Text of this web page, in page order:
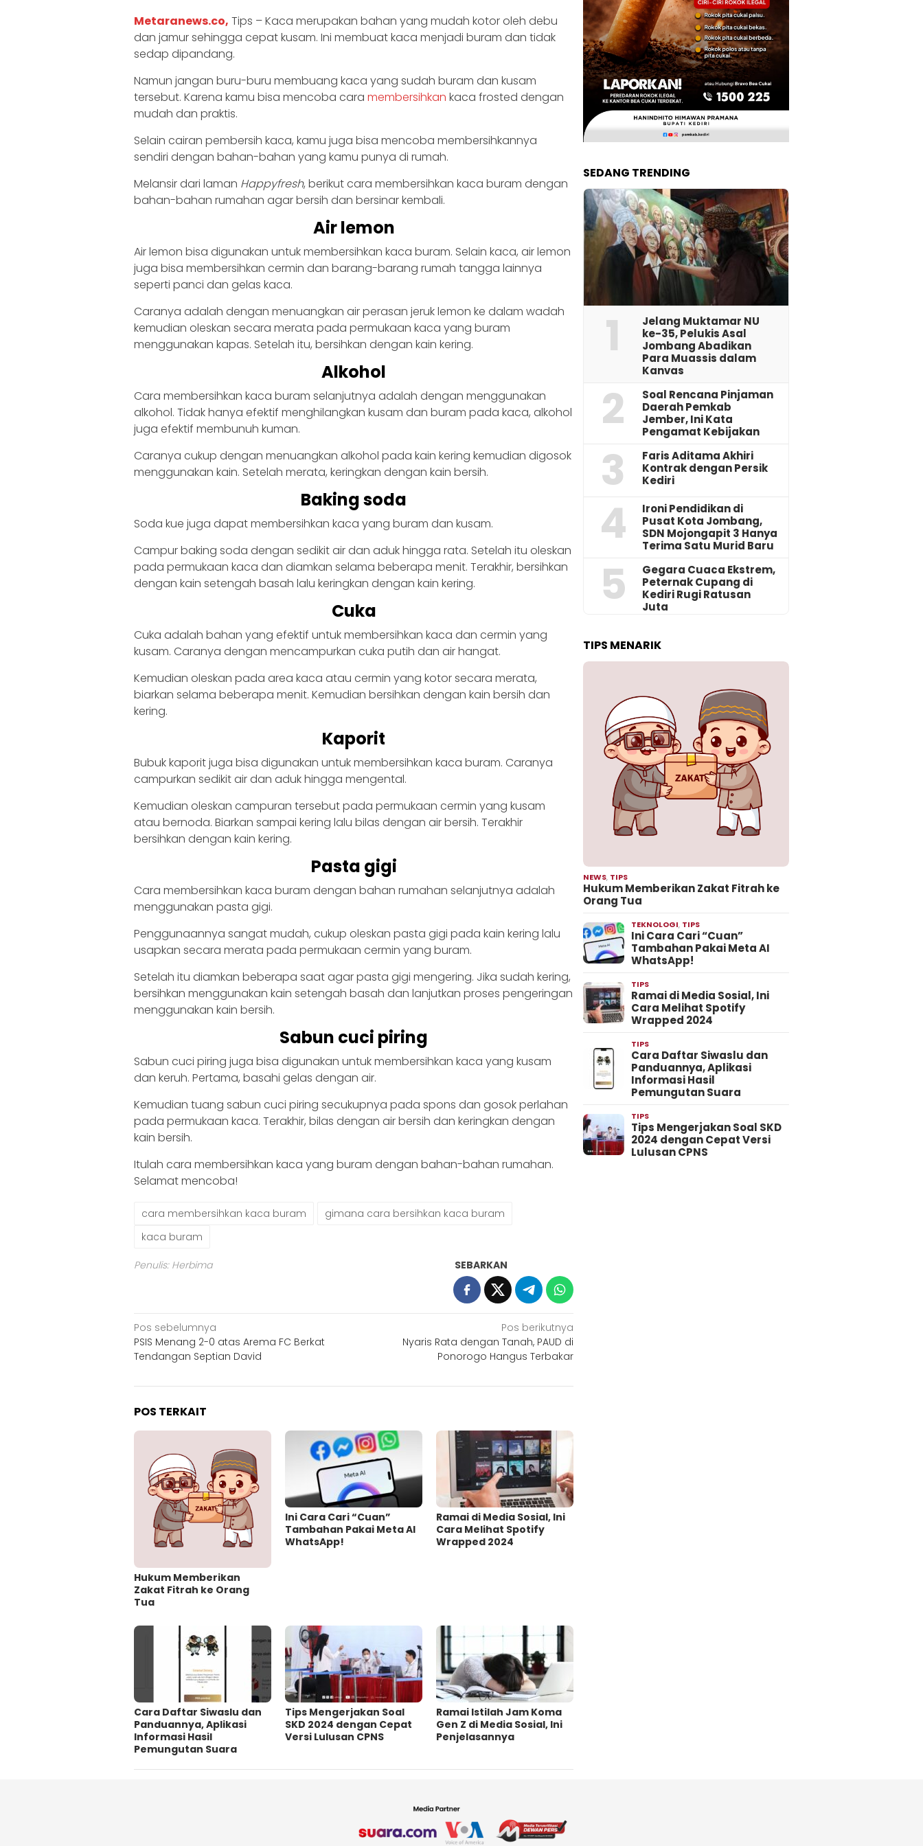
Metaranews.co, Tips – Kaca merupakan bahan yang mudah kotor oleh debu
dan jamur sehingga cepat kusam. Ini membuat kaca menjadi buram dan tidak
sedap dipandang.
Namun jangan buru-buru membuang kaca yang sudah buram dan kusam
tersebut. Karena kamu bisa mencoba cara membersihkan kaca frosted dengan
mudah dan praktis.
Selain cairan pembersih kaca, kamu juga bisa mencoba membersihkannya
sendiri dengan bahan-bahan yang kamu punya di rumah.
Melansir dari laman Happyfresh, berikut cara membersihkan kaca buram dengan
bahan-bahan rumahan agar bersih dan bersinar kembali.
Air lemon
Air lemon bisa digunakan untuk membersihkan kaca buram. Selain kaca, air lemon
juga bisa membersihkan cermin dan barang-barang rumah tangga lainnya
seperti panci dan gelas kaca.
Caranya adalah dengan menuangkan air perasan jeruk lemon ke dalam wadah
kemudian oleskan secara merata pada permukaan kaca yang buram
menggunakan kapas. Setelah itu, bersihkan dengan kain kering.
Alkohol
Cara membersihkan kaca buram selanjutnya adalah dengan menggunakan
alkohol. Tidak hanya efektif menghilangkan kusam dan buram pada kaca, alkohol
juga efektif membunuh kuman.
Caranya cukup dengan menuangkan alkohol pada kain kering kemudian digosok
menggunakan kain. Setelah merata, keringkan dengan kain bersih.
Baking soda
Soda kue juga dapat membersihkan kaca yang buram dan kusam.
Campur baking soda dengan sedikit air dan aduk hingga rata. Setelah itu oleskan
pada permukaan kaca dan diamkan selama beberapa menit. Terakhir, bersihkan
dengan kain setengah basah lalu keringkan dengan kain kering.
Cuka
Cuka adalah bahan yang efektif untuk membersihkan kaca dan cermin yang
kusam. Caranya dengan mencampurkan cuka putih dan air hangat.
Kemudian oleskan pada area kaca atau cermin yang kotor secara merata,
biarkan selama beberapa menit. Kemudian bersihkan dengan kain bersih dan
kering.
Kaporit
Bubuk kaporit juga bisa digunakan untuk membersihkan kaca buram. Caranya
campurkan sedikit air dan aduk hingga mengental.
Kemudian oleskan campuran tersebut pada permukaan cermin yang kusam
atau bernoda. Biarkan sampai kering lalu bilas dengan air bersih. Terakhir
bersihkan dengan kain kering.
Pasta gigi
Cara membersihkan kaca buram dengan bahan rumahan selanjutnya adalah
menggunakan pasta gigi.
Penggunaannya sangat mudah, cukup oleskan pasta gigi pada kain kering lalu
usapkan secara merata pada permukaan cermin yang buram.
Setelah itu diamkan beberapa saat agar pasta gigi mengering. Jika sudah kering,
bersihkan menggunakan kain setengah basah dan lanjutkan proses pengeringan
menggunakan kain bersih.
Sabun cuci piring
Sabun cuci piring juga bisa digunakan untuk membersihkan kaca yang kusam
dan keruh. Pertama, basahi gelas dengan air.
Kemudian tuang sabun cuci piring secukupnya pada spons dan gosok perlahan
pada permukaan kaca. Terakhir, bilas dengan air bersih dan keringkan dengan
kain bersih.
Itulah cara membersihkan kaca yang buram dengan bahan-bahan rumahan.
Selamat mencoba!
cara membersihkan kaca buram
gimana cara bersihkan kaca buram
kaca buram
Penulis: Herbima SEBARKAN
Navigasi
pos
Pos sebelumnya
PSIS Menang 2-0 atas Arema FC Berkat
Tendangan Septian David
Pos berikutnya
Nyaris Rata dengan Tanah, PAUD di
Ponorogo Hangus Terbakar
POS TERKAIT
Hukum Memberikan
Zakat Fitrah ke Orang
Tua
Ini Cara Cari “Cuan”
Tambahan Pakai Meta AI
WhatsApp!
Ramai di Media Sosial, Ini
Cara Melihat Spotify
Wrapped 2024
Cara Daftar Siwaslu dan
Panduannya, Aplikasi
Informasi Hasil
Pemungutan Suara
Tips Mengerjakan Soal
SKD 2024 dengan Cepat
Versi Lulusan CPNS
Ramai Istilah Jam Koma
Gen Z di Media Sosial, Ini
Penjelasannya
SEDANG TRENDING
1
Jelang Muktamar NU
ke-35, Pelukis Asal
Jombang Abadikan
Para Muassis dalam
Kanvas
2
‎Soal Rencana Pinjaman
Daerah Pemkab
Jember, Ini Kata
Pengamat Kebijakan ‎
3
Faris Aditama Akhiri
Kontrak dengan Persik
Kediri
4
Ironi Pendidikan di
Pusat Kota Jombang,
SDN Mojongapit 3 Hanya
Terima Satu Murid Baru
5
‎Gegara Cuaca Ekstrem,
Peternak Cupang di
Kediri Rugi Ratusan
Juta
TIPS MENARIK
NEWS, TIPS
Hukum Memberikan Zakat Fitrah ke
Orang Tua
TEKNOLOGI, TIPS
Ini Cara Cari “Cuan”
Tambahan Pakai Meta AI
WhatsApp!
TIPS
Ramai di Media Sosial, Ini
Cara Melihat Spotify
Wrapped 2024
TIPS
Cara Daftar Siwaslu dan
Panduannya, Aplikasi
Informasi Hasil
Pemungutan Suara
TIPS
Tips Mengerjakan Soal SKD
2024 dengan Cepat Versi
Lulusan CPNS